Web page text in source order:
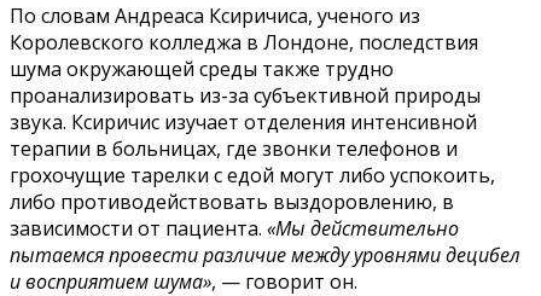
По словам Андреаса Ксиричиса, ученого из
Королевского колледжа в Лондоне, последствия
шума окружающей среды также трудно
проанализировать из-за субъективной природы
звука. Ксиричис изучает отделения интенсивной
терапии в больницах, где звонки телефонов и
грохочущие тарелки с едой могут либо успокоить,
либо противодействовать выздоровлению, в
зависимости от пациента. «Мы действительно
пытаемся провести различие между уровнями децибел
и восприятием шума», — говорит он.